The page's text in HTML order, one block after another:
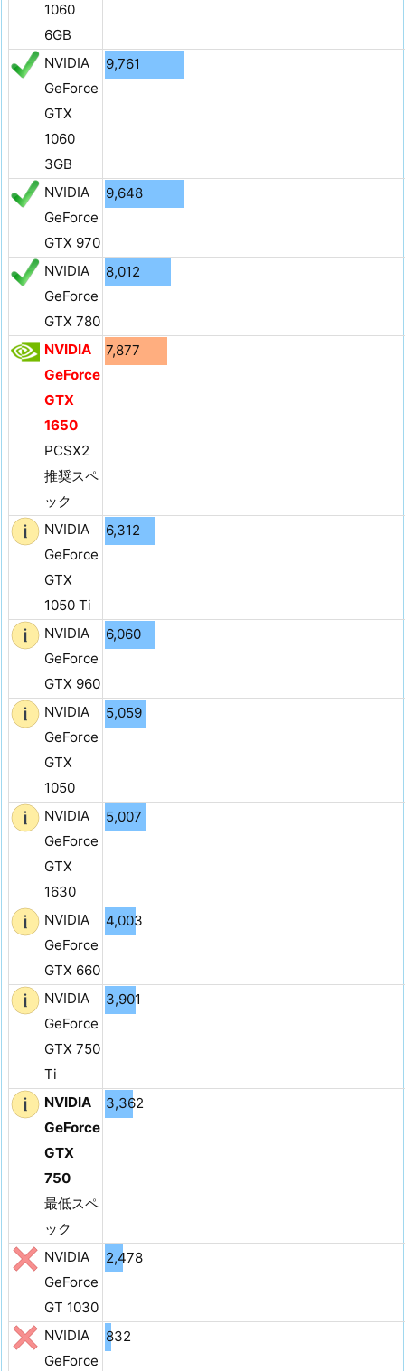
1060
6GB
NVIDIA
GeForce
GTX
1060
3GB
9,761
NVIDIA
GeForce
GTX 970
9,648
NVIDIA
GeForce
GTX 780
8,012
NVIDIA
GeForce
GTX
1650
PCSX2
推奨スペ
ック
7,877
NVIDIA
GeForce
GTX
1050 Ti
6,312
NVIDIA
GeForce
GTX 960
6,060
NVIDIA
GeForce
GTX
1050
5,059
NVIDIA
GeForce
GTX
1630
5,007
NVIDIA
GeForce
GTX 660
4,003
NVIDIA
GeForce
GTX 750
Ti
3,901
NVIDIA
GeForce
GTX
750
最低スペ
ック
3,362
NVIDIA
GeForce
GT 1030
2,478
NVIDIA
GeForce
832